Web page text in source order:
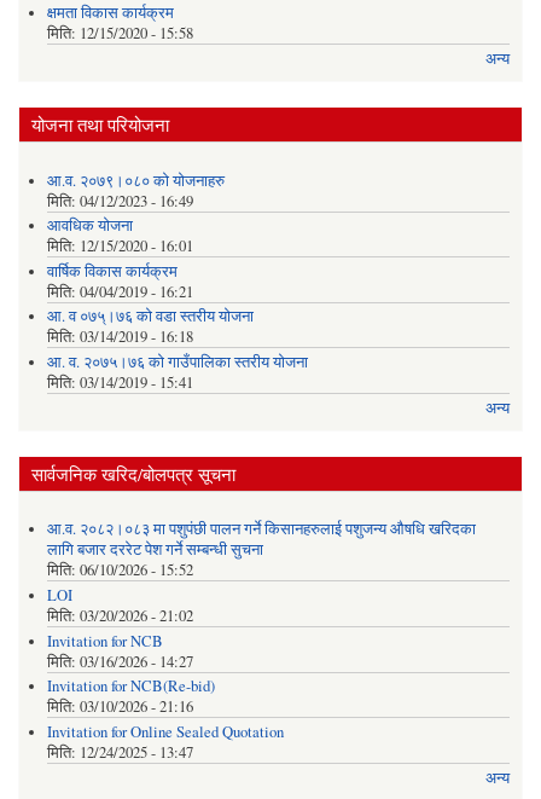
क्षमता विकास कार्यक्रम
मिति: 12/15/2020 - 15:58
अन्य
योजना तथा परियोजना
आ.व. २०७९।०८० को योजनाहरु
मिति: 04/12/2023 - 16:49
आवधिक योजना
मिति: 12/15/2020 - 16:01
वार्षिक विकास कार्यक्रम
मिति: 04/04/2019 - 16:21
आ. व ०७५्।७६ को वडा स्तरीय योजना
मिति: 03/14/2019 - 16:18
आ. व. २०७५।७६ को गाउँपालिका स्तरीय योजना
मिति: 03/14/2019 - 15:41
अन्य
सार्वजनिक खरिद/बोलपत्र सूचना
आ.व. २०८२।०८३ मा पशुपंछी पालन गर्ने किसानहरुलाई पशुजन्य औषधि खरिदका
लागि बजार दररेट पेश गर्ने सम्बन्धी सुचना
मिति: 06/10/2026 - 15:52
LOI
मिति: 03/20/2026 - 21:02
Invitation for NCB
मिति: 03/16/2026 - 14:27
Invitation for NCB(Re-bid)
मिति: 03/10/2026 - 21:16
Invitation for Online Sealed Quotation
मिति: 12/24/2025 - 13:47
अन्य